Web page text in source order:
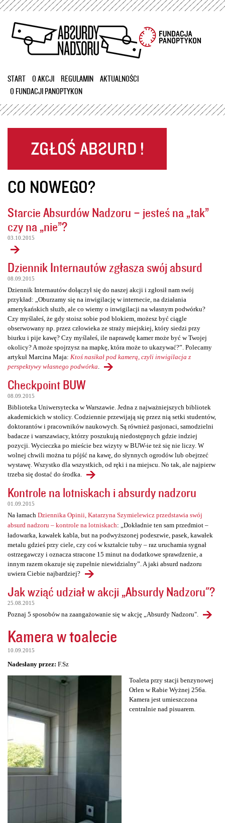
Przejdź
treści
START O AKCJI REGULAMIN
AKTUALNOŚCI
O FUNDACJI PANOPTYKON
CO NOWEGO?
Starcie Absurdów Nadzoru – jesteś na „tak”
czy na „nie”?
03.10.2015
Dziennik Internautów zgłasza swój absurd
08.09.2015
Dziennik Internautów dołączył się do naszej akcji i zgłosił nam swój
przykład: „Oburzamy się na inwigilację w internecie, na działania
amerykańskich służb, ale co wiemy o inwigilacji na własnym podwórku?
Czy myślałeś, że gdy stoisz sobie pod blokiem, możesz być ciągle
obserwowany np. przez człowieka ze straży miejskiej, który siedzi przy
biurku i pije kawę? Czy myślałeś, ile naprawdę kamer może być w Twojej
okolicy? A może spojrzysz na mapkę, która może to ukazywać?”. Polecamy
artykuł Marcina Maja: Ktoś nasikał pod kamerą, czyli inwigilacja z
perspektywy własnego podwórka
Checkpoint BUW
08.09.2015
Biblioteka Uniwersytecka w Warszawie. Jedna z najważniejszych bibliotek
akademickich w stolicy. Codziennie przewijają się przez nią setki studentów,
doktorantów i pracowników naukowych. Są również pasjonaci, samodzielni
badacze i warszawiacy, którzy poszukują niedostępnych gdzie indziej
pozycji. Wycieczka po mieście bez wizyty w BUW-ie też się nie liczy. W
wolnej chwili można tu pójść na kawę, do słynnych ogrodów lub obejrzeć
wystawę. Wszystko dla wszystkich, od ręki i na miejscu. No tak, ale najpierw
trzeba się dostać do środka.
Kontrole na lotniskach i absurdy nadzoru
01.09.2015
Na łamach Dziennika Opinii, Katarzyna Szymielewicz przedstawia swój
absurd nadzoru – kontrole na lotniskach: „Dokładnie ten sam przedmiot –
ładowarka, kawałek kabla, but na podwyższonej podeszwie, pasek, kawałek
metalu gdzieś przy ciele, czy coś w kształcie tuby – raz uruchamia sygnał
ostrzegawczy i oznacza stracone 15 minut na dodatkowe sprawdzenie, a
innym razem okazuje się zupełnie niewidzialny”. A jaki absurd nadzoru
uwiera Ciebie najbardziej?
Jak wziąć udział w akcji „Absurdy Nadzoru"?
25.08.2015
Poznaj 5 sposobów na zaangażowanie się w akcję „Absurdy Nadzoru".
Kamera w toalecie
10.09.2015
Nadesłany przez: F.Sz
Toaleta przy stacji benzynowej
Orlen w Rabie Wyżnej 256a.
Kamera jest umieszczona
centralnie nad pisuarem.